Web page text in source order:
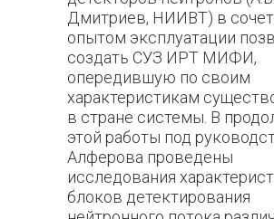
Дмитриев, НИИВТ) в
опытом эксплуатации
создать СУЗ ИРТ МИФИ,
опередившую по своим
характеристикам
в стране системы. В
этой работы под
Алферова проведены
исследования
блоков детектирования